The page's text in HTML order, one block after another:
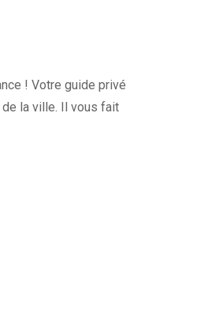
! Votre guide privé
la ville. Il vous fait